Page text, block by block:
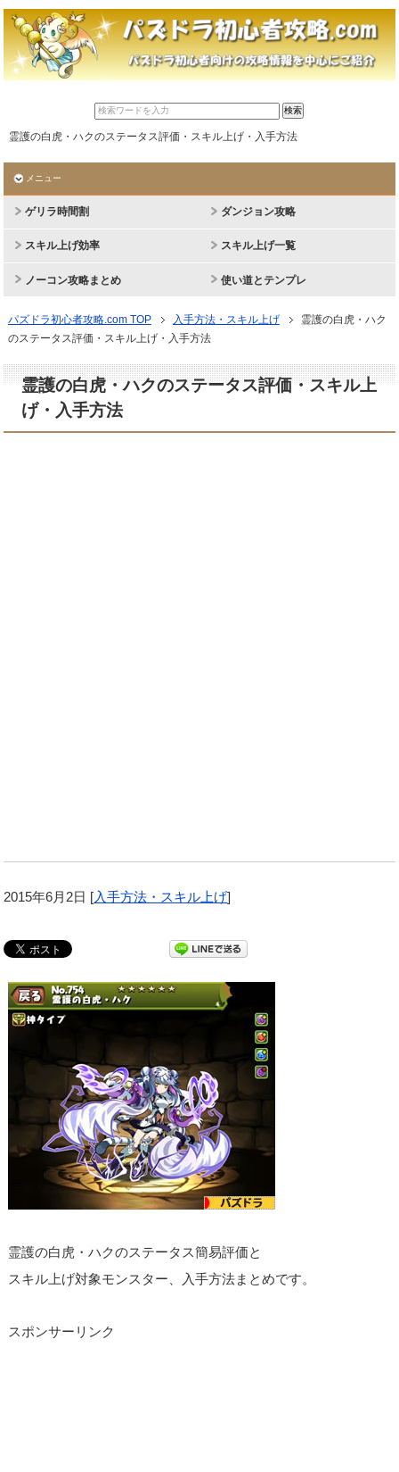
霊護の白虎・ハクのステータス評価・スキル上げ・入手方法
メニュー
ゲリラ時間割 ダンジョン攻略
スキル上げ効率 スキル上げ一覧
ノーコン攻略まとめ 使い道とテンプレ
パズドラ初心者攻略.com TOP 入手方法・スキル上げ
霊護の白虎・ハク
のステータス評価・スキル上げ・入手方法
霊護の白虎・ハクのステータス評価・スキル上
げ・入手方法
2015年6月2日 [入手方法・スキル上げ]
霊護の白虎・ハクのステータス簡易評価と
スキル上げ対象モンスター、入手方法まとめです。
スポンサーリンク